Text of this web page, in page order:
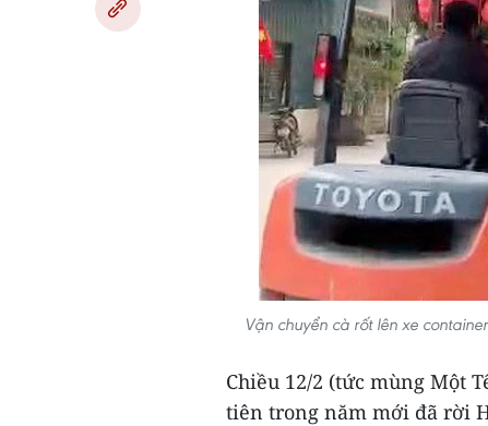
Vận chuyển cà rốt lên xe
Chiều 12/2 (tức mùng Một
tiên trong năm mới đã rời